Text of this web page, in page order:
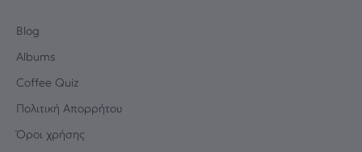
Blog
Albums
Coffee Quiz
Πολιτική Απορρήτου
Όροι χρήσης